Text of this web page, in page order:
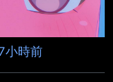
小時前